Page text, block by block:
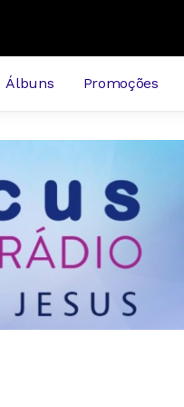
Álbuns Promoções